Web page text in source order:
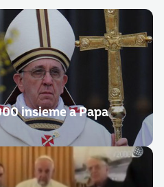
insieme a Papa